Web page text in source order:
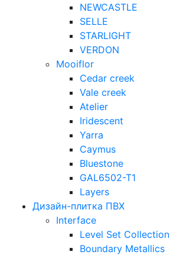
NEWCASTLE
SELLE
STARLIGHT
VERDON
Mooiflor
Cedar creek
Vale creek
Atelier
Iridescent
Yarra
Caymus
Bluestone
GAL6502-T1
Layers
Дизайн-плитка ПВХ
Interface
Level Set Collection
Boundary Metallics